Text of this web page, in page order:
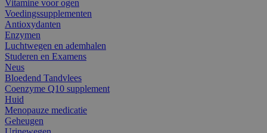
Vitamine voor ogen
Voedingssupplementen
Antioxydanten
Enzymen
Luchtwegen en ademhalen
Studeren en Examens
Neus
Bloedend Tandvlees
Coenzyme Q10 supplement
Huid
Menopauze medicatie
Geheugen